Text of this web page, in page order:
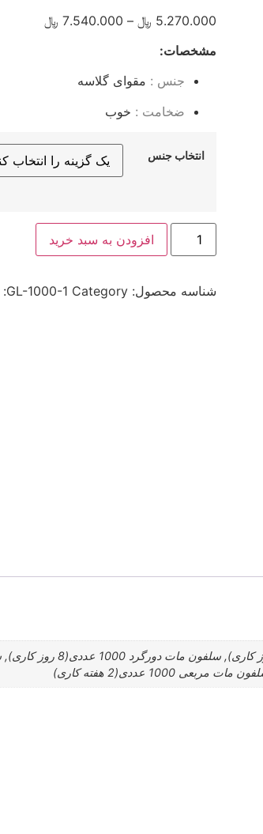
5.270.000 ﷼ –
7.540.000 ﷼محدوده
مشخصات:
جنس : مقوای گلاسه
ضخامت : خوب
انتخاب جنس
کارت
اسکرچ
گلاسه
عدد
افزودن به سبد خرید
شناسه محصول: GL-1000-1 Category: